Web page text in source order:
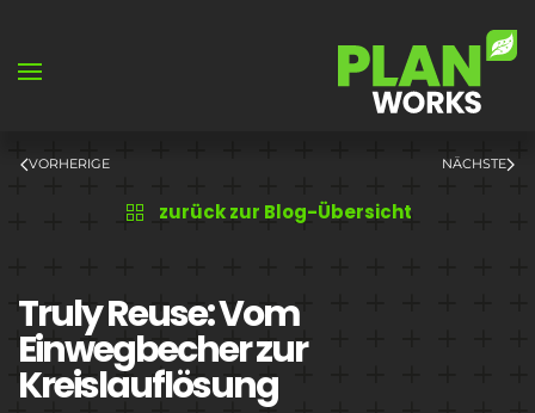
VORHERIGE NÄCHSTE
zurück zur Blog-Übersicht
Truly Reuse: Vom
Einwegbecher zur
Kreislauflösung